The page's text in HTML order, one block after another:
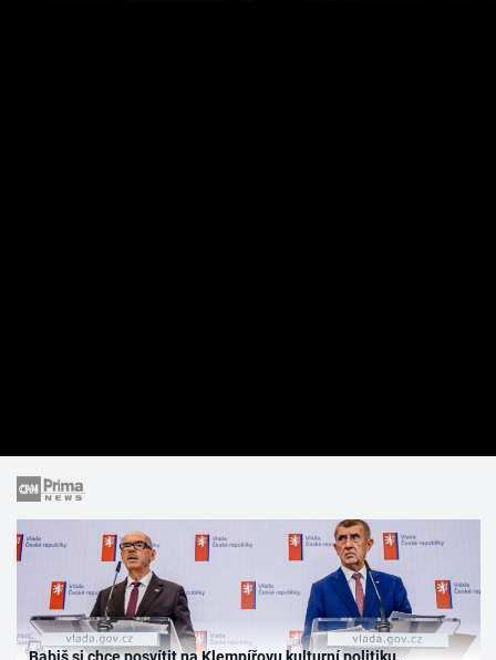
Babiš si chce posvítit na Klempířovu kulturní politiku.